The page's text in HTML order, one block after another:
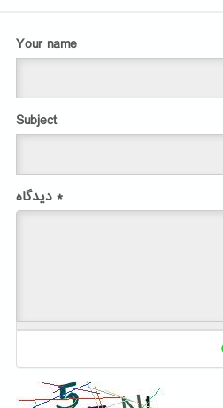
Your name
Subject
*